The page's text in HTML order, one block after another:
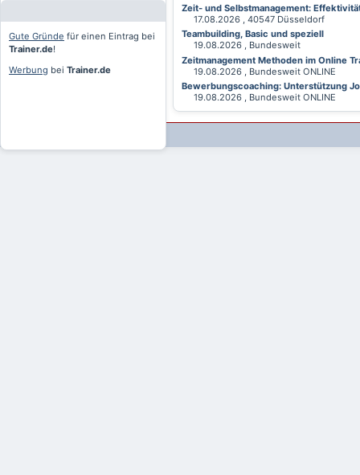
Gute Gründe für einen Eintrag bei
Trainer.de!
Werbung bei Trainer.de
Zeit- und Selbstmanagement:
17.08.2026 , 40547 Düsseldorf
Teambuilding, Basic und speziell
19.08.2026 , Bundesweit
Zeitmanagement Methoden im Online
19.08.2026 , Bundesweit ONLINE
Bewerbungscoaching: Unterstützung
19.08.2026 , Bundesweit ONLINE